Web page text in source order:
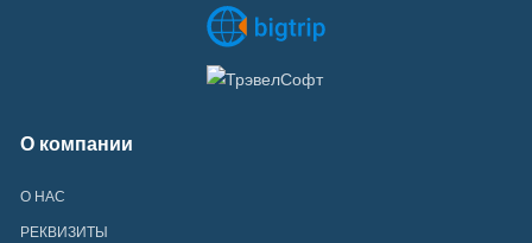
О компании
О НАС
РЕКВИЗИТЫ